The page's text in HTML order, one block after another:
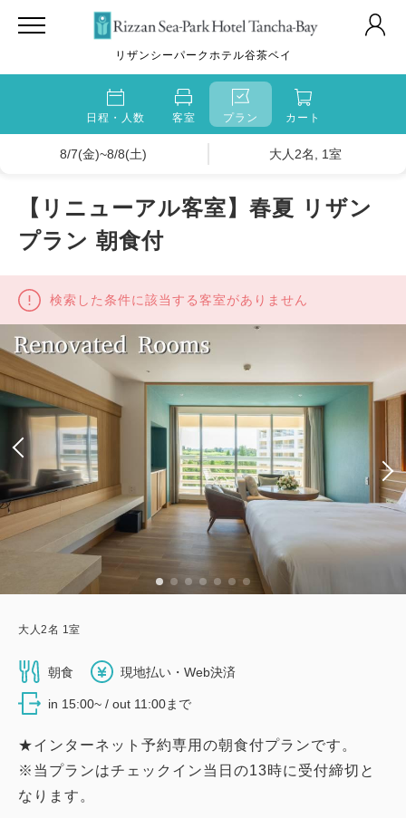
リザンシーパークホテル谷茶ベイ
日程・人数 客室 プラン カート
8/7(金)~8/8(土) 大人2名, 1室
【リニューアル客室】春夏 リザン
プラン 朝食付
検索した条件に該当する客室がありません
大人2名 1室
朝食 現地払い・Web決済
in 15:00~ / out 11:00まで
★インターネット予約専用の朝食付プランです。
※当プランはチェックイン当日の13時に受付締切と
なります。